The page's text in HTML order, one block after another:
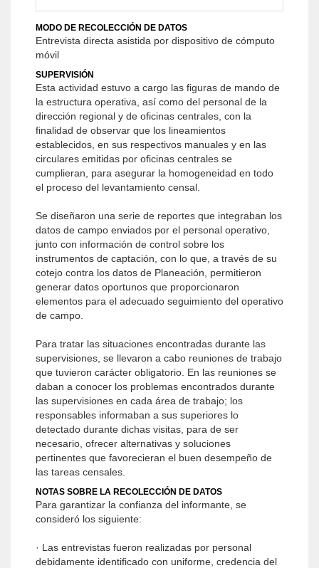
MODO DE RECOLECCIÓN DE DATOS
Entrevista directa asistida por dispositivo de cómputo
móvil
SUPERVISIÓN
Esta actividad estuvo a cargo las figuras de mando de
la estructura operativa, así como del personal de la
dirección regional y de oficinas centrales, con la
finalidad de observar que los lineamientos
establecidos, en sus respectivos manuales y en las
circulares emitidas por oficinas centrales se
cumplieran, para asegurar la homogeneidad en todo
el proceso del levantamiento censal.
Se diseñaron una serie de reportes que integraban los
datos de campo enviados por el personal operativo,
junto con información de control sobre los
instrumentos de captación, con lo que, a través de su
cotejo contra los datos de Planeación, permitieron
generar datos oportunos que proporcionaron
elementos para el adecuado seguimiento del operativo
de campo.
Para tratar las situaciones encontradas durante las
supervisiones, se llevaron a cabo reuniones de trabajo
que tuvieron carácter obligatorio. En las reuniones se
daban a conocer los problemas encontrados durante
las supervisiones en cada área de trabajo; los
responsables informaban a sus superiores lo
detectado durante dichas visitas, para de ser
necesario, ofrecer alternativas y soluciones
pertinentes que favorecieran el buen desempeño de
las tareas censales.
NOTAS SOBRE LA RECOLECCIÓN DE DATOS
Para garantizar la confianza del informante, se
consideró los siguiente:
· Las entrevistas fueron realizadas por personal
debidamente identificado con uniforme, credencia del